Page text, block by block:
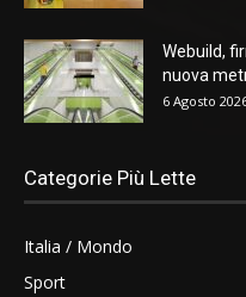
Webuild,
nuova
6 Agosto
Categorie Più Lette
Italia / Mondo
Sport